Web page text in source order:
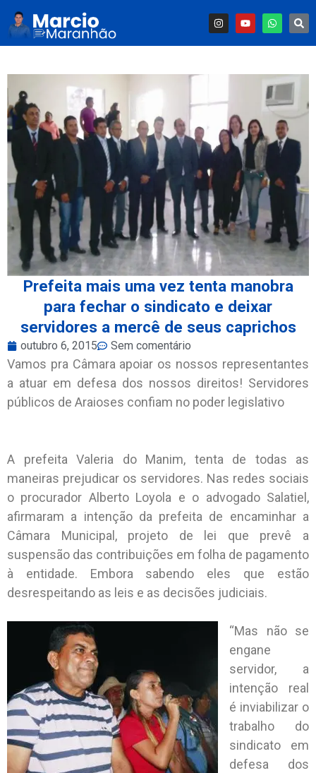
Prefeita mais uma vez tenta manobra
para fechar o sindicato e deixar
servidores a mercê de seus caprichos
outubro 6, 2015 Sem comentário
Vamos pra Câmara apoiar os nossos representantes
a atuar em defesa dos nossos direitos! Servidores
públicos de Araioses confiam no poder legislativo
A prefeita Valeria do Manim, tenta de todas as
maneiras prejudicar os servidores. Nas redes sociais
o procurador Alberto Loyola e o advogado Salatiel,
afirmaram a intenção da prefeita de encaminhar a
Câmara Municipal, projeto de lei que prevê a
suspensão das contribuições em folha de pagamento
à entidade. Embora sabendo eles que estão
desrespeitando as leis e as decisões judiciais.
“Mas não se
engane
servidor, a
intenção real
é inviabilizar o
trabalho do
sindicato em
defesa dos